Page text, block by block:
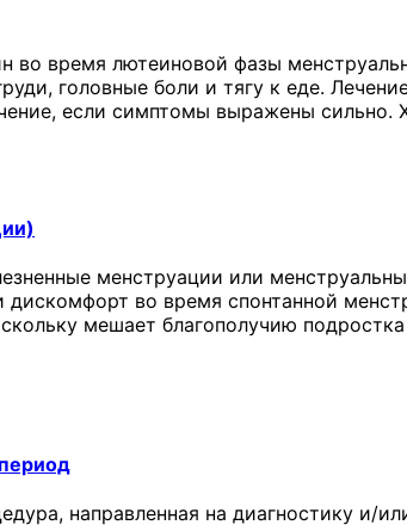
время лютеиновой фазы
головные боли и тягу к еде.
если симптомы выражены
менструации или
во время спонтанной
мешает благополучию
направленная на диагностику и/